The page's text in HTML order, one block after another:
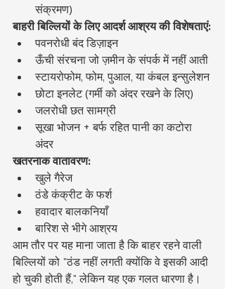
संक्रमण)
बाहरी बिल्लियों के लिए आदर्श आश्रय की विशेषताएं:
पवनरोधी बंद डिज़ाइन
ऊँची संरचना जो ज़मीन के संपर्क में नहीं आती
स्टायरोफोम, फोम, पुआल, या कंबल इन्सुलेशन
छोटा इनलेट (गर्मी को अंदर रखने के लिए)
जलरोधी छत सामग्री
सूखा भोजन + बर्फ रहित पानी का कटोरा
अंदर
खतरनाक वातावरण:
खुले गैरेज
ठंडे कंक्रीट के फर्श
हवादार बालकनियाँ
बारिश से भीगे आश्रय
आम तौर पर यह माना जाता है कि बाहर रहने वाली
बिल्लियों को "ठंड नहीं लगती क्योंकि वे इसकी आदी
हो चुकी होती हैं," लेकिन यह एक गलत धारणा है।